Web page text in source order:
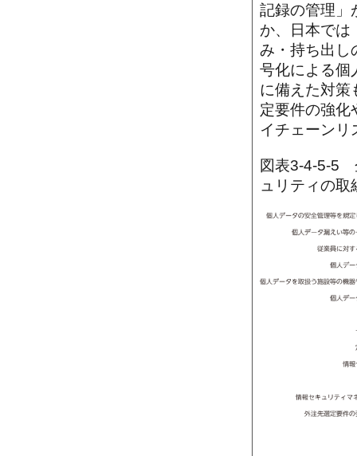
記録の管理」
か、日本では
み・持ち出し
号化による個
に備えた対策
定要件の強化
イチェーンリ
図表3-4-5-5
ュリティの